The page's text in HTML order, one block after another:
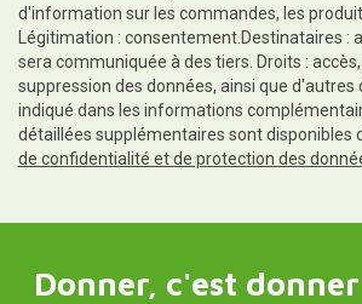
d'information sur les commandes, les
Légitimation : consentement.Destinataires :
sera communiquée à des tiers. Droits :
suppression des données, ainsi que d'autres
indiqué dans les informations
détaillées supplémentaires sont disponibles
de confidentialité et de protection des
Donner, c'est